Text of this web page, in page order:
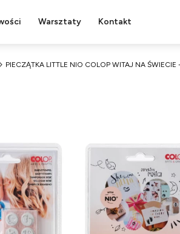
Warsztaty Kontakt
PIECZĄTKA LITTLE NIO COLOP WITAJ NA